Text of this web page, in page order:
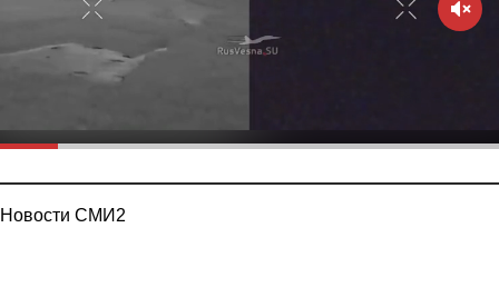
Новости СМИ2